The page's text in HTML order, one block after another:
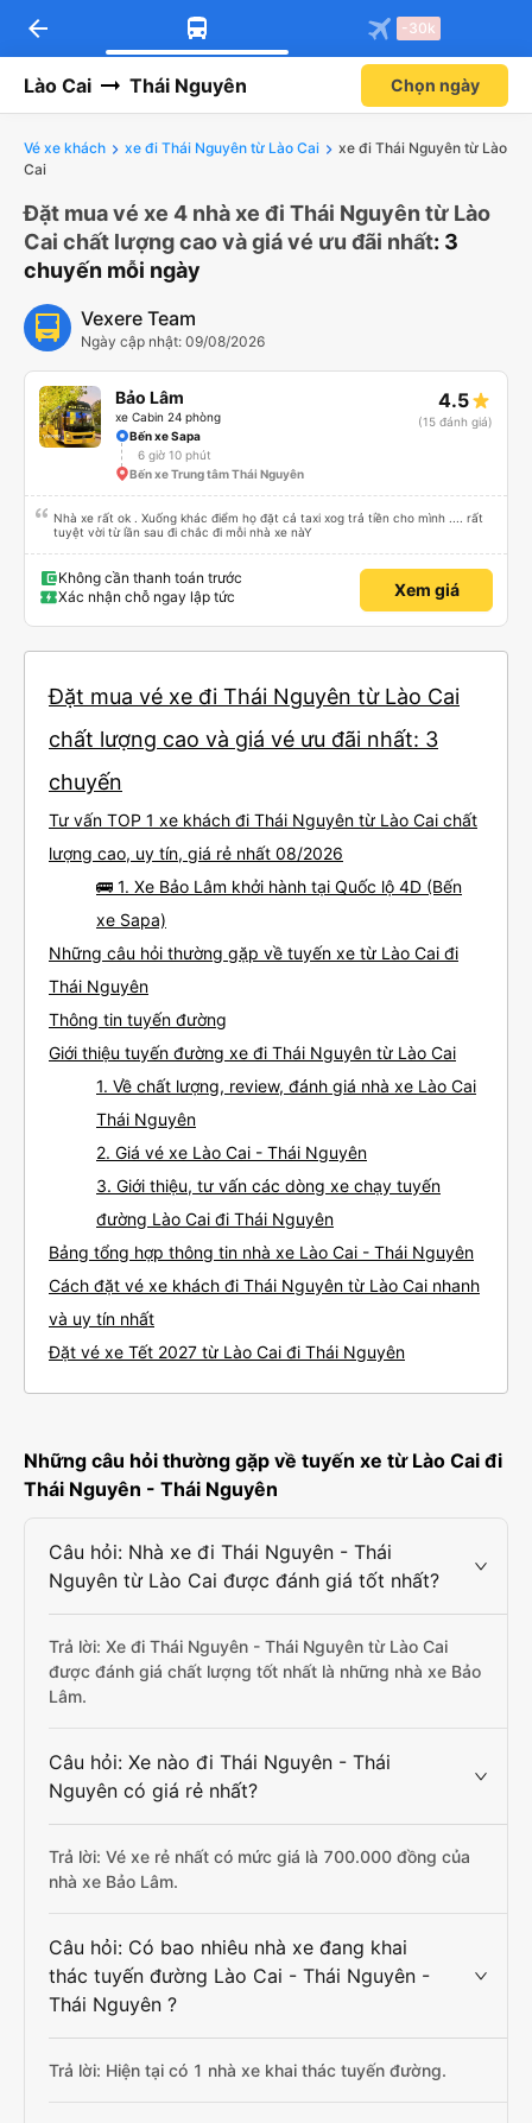
arrow_back -30k
Lào Cai Thái Nguyên Chọn ngày
Vé xe khách xe đi Thái Nguyên từ Lào Cai
xe đi Thái Nguyên từ Lào
Cai
Đặt mua vé xe 4 nhà xe đi Thái Nguyên từ Lào
Cai chất lượng cao và giá vé ưu đãi nhất: 3
chuyến mỗi ngày
Vexere Team
Ngày cập nhật: 09/08/2026
Bảo Lâm
xe Cabin 24 phòng
4.5
(15 đánh giá)
Bến xe Sapa
6 giờ 10 phút
Bến xe Trung tâm Thái Nguyên
Nhà xe rất ok . Xuống khác điểm họ đặt cả taxi xog trả tiền cho mình .... rất
tuyệt vời từ lần sau đi chắc đi mỗi nhà xe nàY
Không cần thanh toán trước
Xác nhận chỗ ngay lập tức
Xem giá
Đặt mua vé xe đi Thái Nguyên từ Lào Cai
chất lượng cao và giá vé ưu đãi nhất: 3
chuyến
Tư vấn TOP 1 xe khách đi Thái Nguyên từ Lào Cai chất
lượng cao, uy tín, giá rẻ nhất 08/2026
🚌 1. Xe Bảo Lâm khởi hành tại Quốc lộ 4D (Bến
xe Sapa)
Những câu hỏi thường gặp về tuyến xe từ Lào Cai đi
Thái Nguyên
Thông tin tuyến đường
Giới thiệu tuyến đường xe đi Thái Nguyên từ Lào Cai
1. Về chất lượng, review, đánh giá nhà xe Lào Cai
Thái Nguyên
2. Giá vé xe Lào Cai - Thái Nguyên
3. Giới thiệu, tư vấn các dòng xe chạy tuyến
đường Lào Cai đi Thái Nguyên
Bảng tổng hợp thông tin nhà xe Lào Cai - Thái Nguyên
Cách đặt vé xe khách đi Thái Nguyên từ Lào Cai nhanh
và uy tín nhất
Đặt vé xe Tết 2027 từ Lào Cai đi Thái Nguyên
Những câu hỏi thường gặp về tuyến xe từ Lào Cai đi
Thái Nguyên - Thái Nguyên
Câu hỏi: Nhà xe đi Thái Nguyên - Thái
Nguyên từ Lào Cai được đánh giá tốt nhất?
Trả lời: Xe đi Thái Nguyên - Thái Nguyên từ Lào Cai
được đánh giá chất lượng tốt nhất là những nhà xe Bảo
Lâm.
Câu hỏi: Xe nào đi Thái Nguyên - Thái
Nguyên có giá rẻ nhất?
Trả lời: Vé xe rẻ nhất có mức giá là 700.000 đồng của
nhà xe Bảo Lâm.
Câu hỏi: Có bao nhiêu nhà xe đang khai
thác tuyến đường Lào Cai - Thái Nguyên -
Thái Nguyên ?
Trả lời: Hiện tại có 1 nhà xe khai thác tuyến đường.